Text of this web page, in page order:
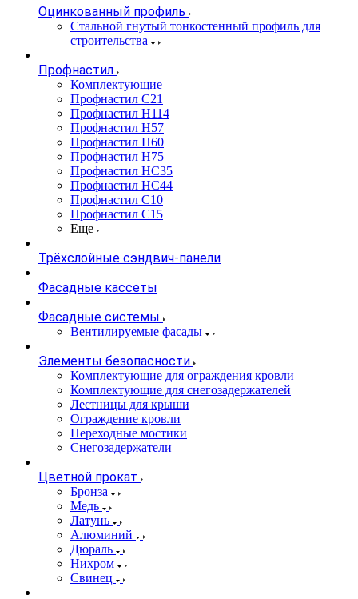
Оцинкованный профиль
Стальной гнутый тонкостенный профиль для
строительства
Профнастил
Комплектующие
Профнастил C21
Профнастил Н114
Профнастил Н57
Профнастил Н60
Профнастил Н75
Профнастил НС35
Профнастил НС44
Профнастил С10
Профнастил С15
Еще
Трёхслойные сэндвич-панели
Фасадные кассеты
Фасадные системы
Вентилируемые фасады
Элементы безопасности
Комплектующие для ограждения кровли
Комплектующие для снегозадержателей
Лестницы для крыши
Ограждение кровли
Переходные мостики
Снегозадержатели
Цветной прокат
Бронза
Медь
Латунь
Алюминий
Дюраль
Нихром
Свинец